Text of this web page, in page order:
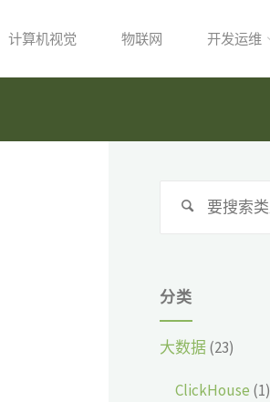
计算机视觉 物联网 开发运维
搜
分类
大数据(23)
ClickHouse (1)